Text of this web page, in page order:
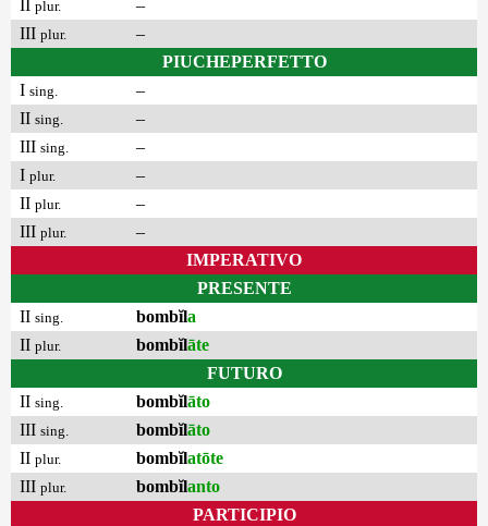
plur.
–
III plur.
–
PIUCHEPERFETTO
I sing.
–
II sing.
–
III sing.
–
I plur.
–
II plur.
–
III plur.
–
IMPERATIVO
PRESENTE
II sing. bombĭla
II plur. bombĭlāte
FUTURO
II sing. bombĭlāto
III sing. bombĭlāto
II plur. bombĭlatōte
III plur. bombĭlanto
PARTICIPIO